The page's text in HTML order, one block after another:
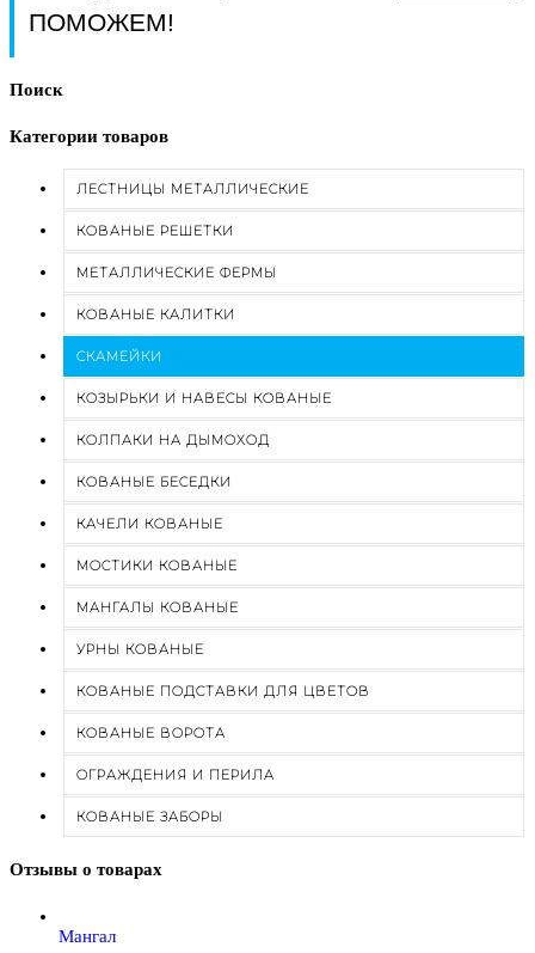
ПОМОЖЕМ!
Поиск
Категории товаров
ЛЕСТНИЦЫ МЕТАЛЛИЧЕСКИЕ
КОВАНЫЕ РЕШЕТКИ
МЕТАЛЛИЧЕСКИЕ ФЕРМЫ
КОВАНЫЕ КАЛИТКИ
СКАМЕЙКИ
КОЗЫРЬКИ И НАВЕСЫ КОВАНЫЕ
КОЛПАКИ НА ДЫМОХОД
КОВАНЫЕ БЕСЕДКИ
КАЧЕЛИ КОВАНЫЕ
МОСТИКИ КОВАНЫЕ
МАНГАЛЫ КОВАНЫЕ
УРНЫ КОВАНЫЕ
КОВАНЫЕ ПОДСТАВКИ ДЛЯ ЦВЕТОВ
КОВАНЫЕ ВОРОТА
ОГРАЖДЕНИЯ И ПЕРИЛА
КОВАНЫЕ ЗАБОРЫ
Отзывы о товарах
Мангал